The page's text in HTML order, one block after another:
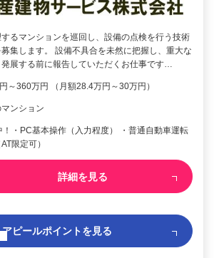
るマンションを巡回し、設備の点検を行う技術
集します。 設備不具合を未然に把握し、重大な
展する前に報告していただくお仕事です…
～360万円 （月額28.4万円～30万円）
ンション
！・PC基本操作（入力程度） ・普通自動車運転
限定可）
詳細を見る
アピールポイントを見る